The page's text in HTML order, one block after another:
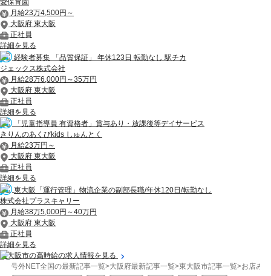
愛保育園
月給23万4,500円～
大阪府 東大阪
正社員
詳細を見る
経験者募集 「品質保証」 年休123日 転勤なし 駅チカ
ジェックス株式会社
月給28万6,000円～35万円
大阪府 東大阪
正社員
詳細を見る
「児童指導員 有資格者」賞与あり・放課後等デイサービス
きりんのあくびkids しゅんとく
月給23万円～
大阪府 東大阪
正社員
詳細を見る
東大阪「運行管理」物流企業の副部長職/年休120日/転勤なし
株式会社プラスキャリー
月給38万5,000円～40万円
大阪府 東大阪
正社員
詳細を見る
東大阪市の高時給の求人情報を見る
号外NET全国の最新記事一覧>大阪府最新記事一覧>東大阪市記事一覧>お店み